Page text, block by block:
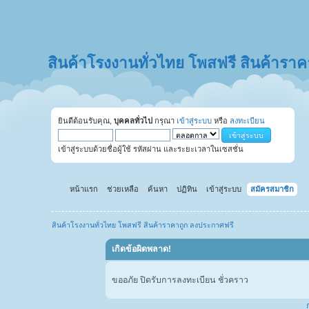
สินค้าโรงงานทั่วไทย โพสฟรี สินค้ารา
ยินดีต้อนรับคุณ, บุคคลทั่วไป กรุณา เข้าสู่ระบบ หรือ ลงทะเบียน
เข้าสู่ระบบด้วยชื่อผู้ใช้ รหัสผ่าน และระยะเวลาในเซสชั่น
หน้าแรก ช่วยเหลือ ค้นหา ปฏิทิน เข้าสู่ระบบ สมัครสมาชิก
สินค้าโรงงานทั่วไทย โพสฟรี สินค้าราคาถูก ลงประกาศฟรี
เกิดข้อผิดพลาด!
ขออภัย ปิดรับการลงทะเบียน ชั่วคราว